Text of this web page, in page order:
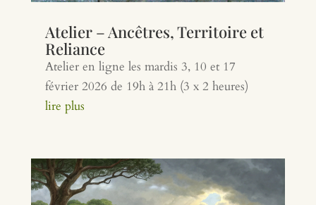
Atelier – Ancêtres, Territoire et
Reliance
Atelier en ligne les mardis 3, 10 et 17
février 2026 de 19h à 21h (3 x 2 heures)
lire plus